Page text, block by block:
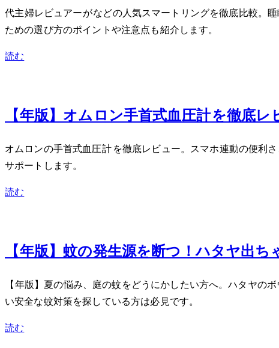
40代主婦レビュアーがOura Ringなどの人気スマートリングを徹
ための選び方のポイントや注意点も紹介します。
読む
【2025年版】オムロン手首式血圧計HEM-6231T2-
オムロンの手首式血圧計HEM-6231T2-JEを徹底レビュー。スマホ
サポートします。
読む
【2025年版】蚊の発生源を断つ！ハタヤ出ち
【2025年版】夏の悩み、庭の蚊をどうにかしたい方へ。ハタヤ
い安全な蚊対策を探している方は必見です。
読む